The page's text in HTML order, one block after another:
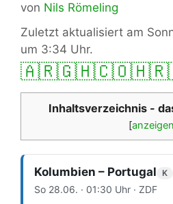
von Nils Römeling
Zuletzt aktualisiert am
um 3:34 Uhr.
🇦🇷🇬🇭🇨🇴🇭🇷
Inhaltsverzeichnis -
[anzeigen
Kolumbien – Portugal K
So 28.06. · 01:30 Uhr · ZDF